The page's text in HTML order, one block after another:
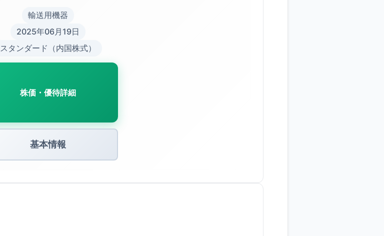
輸送用機器
2025年06月19日
スタンダード（内国株式）
株価・優待詳細
基本情報